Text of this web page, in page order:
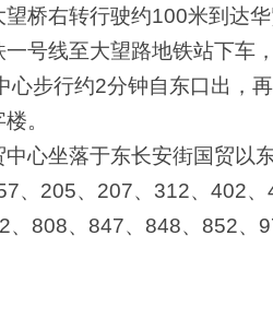
望桥右转行驶约100米到达
一号线至大望路地铁站下车
心步行约2分钟自东口出，
。
中心坐落于东长安街国贸以
、205、207、312、402
、808、847、848、852、